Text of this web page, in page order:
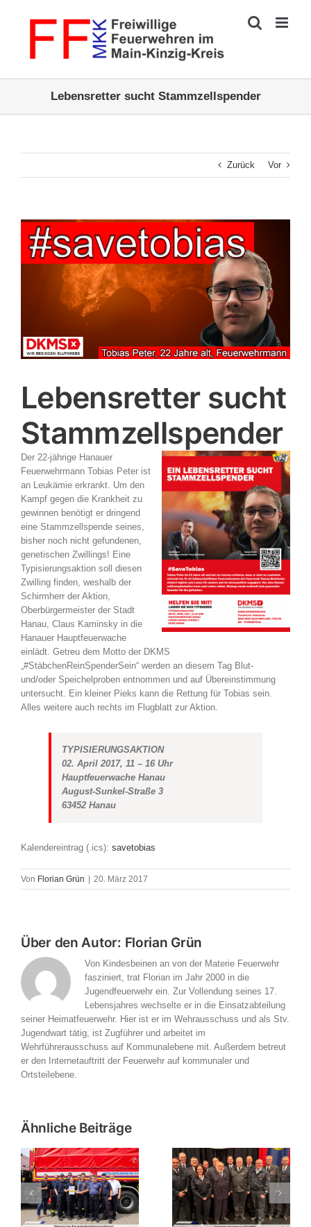
Lebensretter sucht Stammzellspender
Zurück Vor
Zeige
grösseres
Bild
Lebensretter sucht
Stammzellspender
Der 22-jährige Hanauer
Feuerwehrmann Tobias Peter ist
an Leukämie erkrankt. Um den
Kampf gegen die Krankheit zu
gewinnen benötigt er dringend
eine Stammzellspende seines,
bisher noch nicht gefundenen,
genetischen Zwillings! Eine
Typisierungsaktion soll diesen
Zwilling finden, weshalb der
Schirmherr der Aktion,
Oberbürgermeister der Stadt
Hanau, Claus Kaminsky in die
Hanauer Hauptfeuerwache
einlädt. Getreu dem Motto der DKMS
„#StäbchenReinSpenderSein“ werden an diesem Tag Blut-
und/oder Speichelproben entnommen und auf Übereinstimmung
untersucht. Ein kleiner Pieks kann die Rettung für Tobias sein.
Alles weitere auch rechts im Flugblatt zur Aktion.
TYPISIERUNGSAKTION
02. April 2017, 11 – 16 Uhr
Hauptfeuerwache Hanau
August-Sunkel-Straße 3
63452 Hanau
Kalendereintrag (.ics): savetobias
Von Florian Grün | 20. März 2017
Über den Autor: Florian Grün
Von Kindesbeinen an von der Materie Feuerwehr
fasziniert, trat Florian im Jahr 2000 in die
Jugendfeuerwehr ein. Zur Vollendung seines 17.
Lebensjahres wechselte er in die Einsatzabteilung
seiner Heimatfeuerwehr. Hier ist er im Wehrausschuss und als Stv.
Jugendwart tätig, ist Zugführer und arbeitet im
Wehrführerausschuss auf Kommunalebene mit. Außerdem betreut
er den Internetauftritt der Feuerwehr auf kommunaler und
Ortsteilebene.
Ähnliche Beiträge
Verbandsversammlung
des
Kreisfeuerwehrverbandes
Main-Kinzig-Kreis in
Einladung zur
Verbandsversammlung
2026